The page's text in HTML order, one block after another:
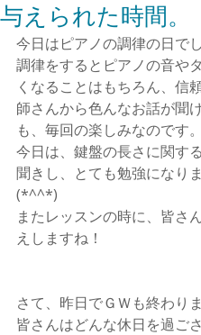
与えられた時間。
今日はピアノの調律の日でし
調律をするとピアノの音や
くなることはもちろん、信
師さんから色んなお話が聞
も、毎回の楽しみなのです。
今日は、鍵盤の長さに関す
聞きし、とても勉強になり
(*^^*)
またレッスンの時に、皆さ
えしますね！
さて、昨日でＧＷも終わりま
皆さんはどんな休日を過ご